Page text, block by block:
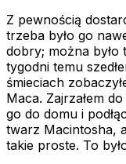
Z pewnością
trzeba było go
dobry; można
tygodni temu
śmieciach
Maca. Zajrzałem
go do domu i
twarz Macintosha,
takie proste. To